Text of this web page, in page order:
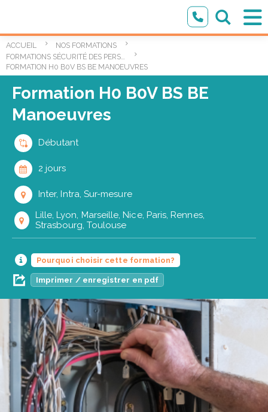
ACCUEIL
NOS FORMATIONS
FORMATION H0 B0V BS BE MANOEUVRES
Formation H0 B0V BS BE
Manoeuvres
Débutant
2 jours
Inter, Intra, Sur-mesure
Lille, Lyon, Marseille, Nice, Paris, Rennes,
Strasbourg, Toulouse
Pourquoi choisir cette formation?
Imprimer / enregistrer en pdf